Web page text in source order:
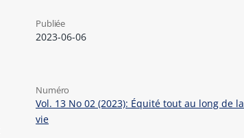
Publiée
2023-06-06
Numéro
Vol. 13 No 02 (2023): Équité tout au long de la
vie